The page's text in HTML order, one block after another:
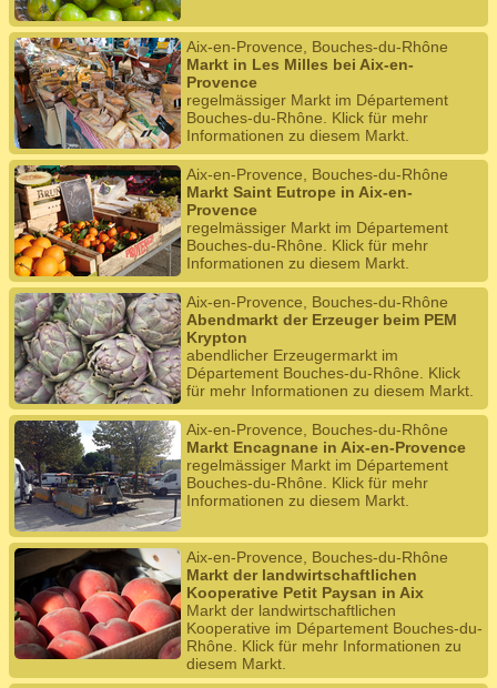
Aix-en-Provence, Bouches-du-Rhône
Markt in Les Milles bei Aix-en-
Provence
regelmässiger Markt im Département
Bouches-du-Rhône. Klick für mehr
Informationen zu diesem Markt.
Aix-en-Provence, Bouches-du-Rhône
Markt Saint Eutrope in Aix-en-
Provence
regelmässiger Markt im Département
Bouches-du-Rhône. Klick für mehr
Informationen zu diesem Markt.
Aix-en-Provence, Bouches-du-Rhône
Abendmarkt der Erzeuger beim PEM
Krypton
abendlicher Erzeugermarkt im
Département Bouches-du-Rhône. Klick
für mehr Informationen zu diesem Markt.
Aix-en-Provence, Bouches-du-Rhône
Markt Encagnane in Aix-en-Provence
regelmässiger Markt im Département
Bouches-du-Rhône. Klick für mehr
Informationen zu diesem Markt.
Aix-en-Provence, Bouches-du-Rhône
Markt der landwirtschaftlichen
Kooperative Petit Paysan in Aix
Markt der landwirtschaftlichen
Kooperative im Département Bouches-du-
Rhône. Klick für mehr Informationen zu
diesem Markt.